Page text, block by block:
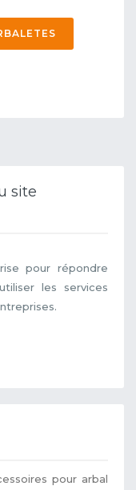
site
pour répondre
les services
pour arbal